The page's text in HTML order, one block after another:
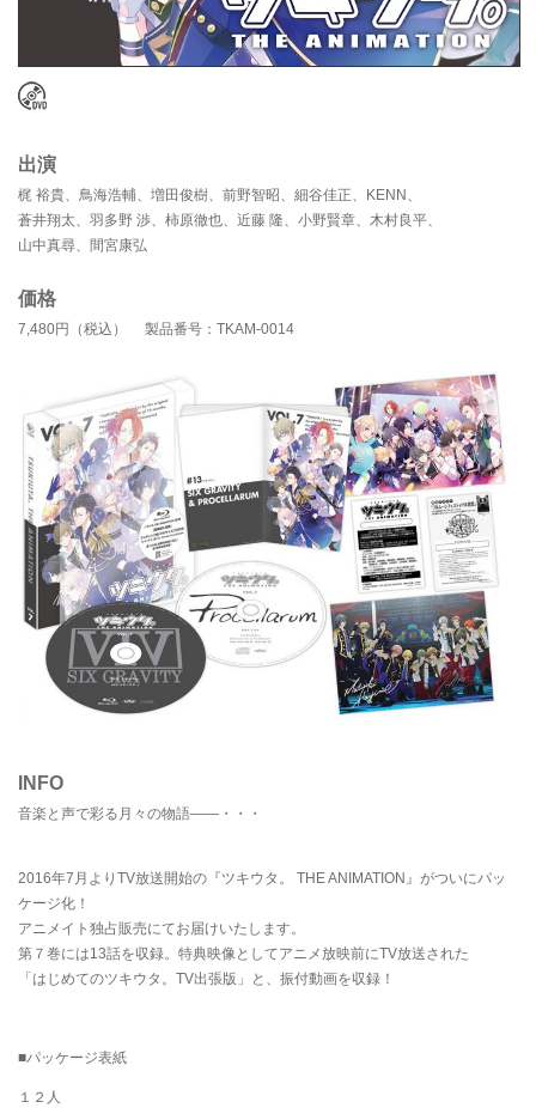
出演
梶 裕貴、鳥海浩輔、増田俊樹、前野智昭、細谷佳正、KENN、
蒼井翔太、羽多野 渉、柿原徹也、近藤 隆、小野賢章、木村良平、
山中真尋、間宮康弘
価格
7,480円（税込） 製品番号：TKAM-0014
INFO
音楽と声で彩る月々の物語——・・・
2016年7月よりTV放送開始の『ツキウタ。 THE ANIMATION』がついにパッ
ケージ化！
アニメイト独占販売にてお届けいたします。
第７巻には13話を収録。特典映像としてアニメ放映前にTV放送された
「はじめてのツキウタ。TV出張版」と、振付動画を収録！
■パッケージ表紙
１２人